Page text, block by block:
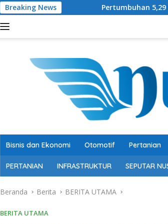
Breaking News
Pertumbuhan 5,29 Persen, Berkualitas
Bisnis dan Ekonomi Otomotif Pertanian
PERTANIAN INFRASTRUKTUR SEPUTAR
Beranda Berita BERITA UTAMA
BERITA UTAMA